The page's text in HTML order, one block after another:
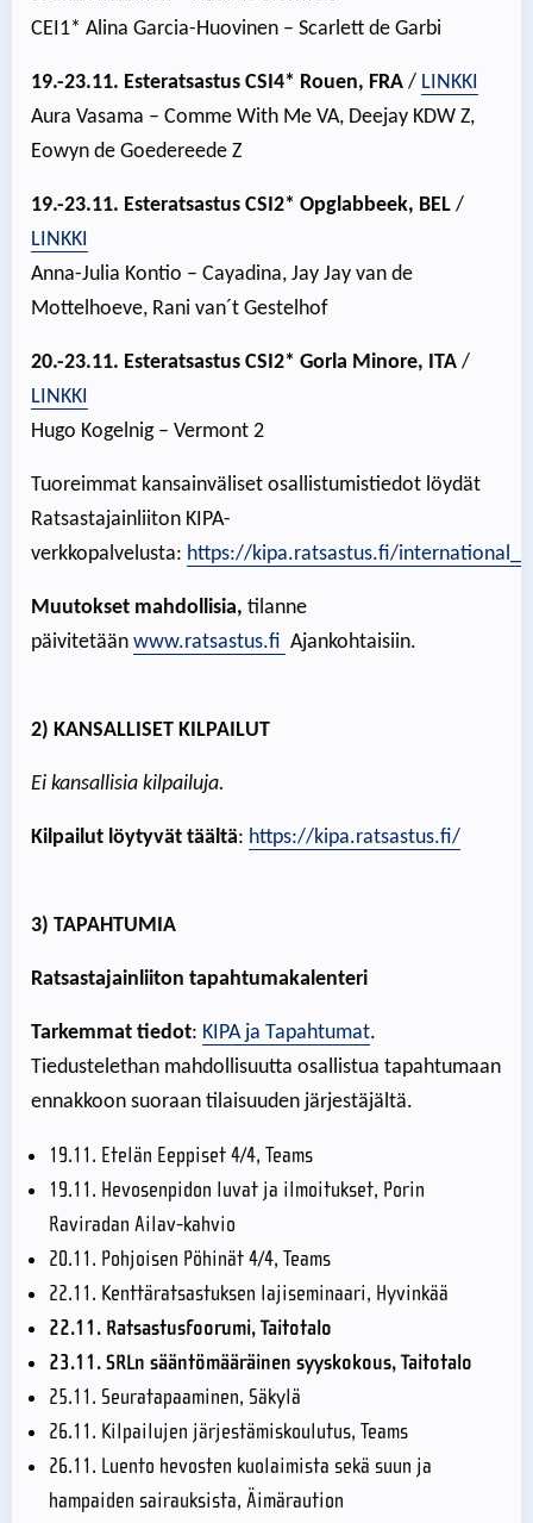
CEI1* Alina Garcia-Huovinen – Scarlett de Garbi
19.-23.11. Esteratsastus CSI4* Rouen, FRA / LINKKI
Aura Vasama – Comme With Me VA, Deejay KDW Z,
Eowyn de Goedereede Z
19.-23.11. Esteratsastus CSI2* Opglabbeek, BEL /
LINKKI
Anna-Julia Kontio – Cayadina, Jay Jay van de
Mottelhoeve, Rani van´t Gestelhof
20.-23.11. Esteratsastus CSI2* Gorla Minore, ITA /
LINKKI
Hugo Kogelnig – Vermont 2
Tuoreimmat kansainväliset osallistumistiedot löydät
Ratsastajainliiton KIPA-
verkkopalvelusta: https://kipa.ratsastus.fi/
Muutokset mahdollisia, tilanne
päivitetään www.ratsastus.fi Ajankohtaisiin.
2) KANSALLISET KILPAILUT
Ei kansallisia kilpailuja.
Kilpailut löytyvät täältä: https://kipa.ratsastus.fi/
3) TAPAHTUMIA
Ratsastajainliiton tapahtumakalenteri
Tarkemmat tiedot: KIPA ja Tapahtumat.
Tiedustelethan mahdollisuutta osallistua tapahtumaan
ennakkoon suoraan tilaisuuden järjestäjältä.
19.11. Etelän Eeppiset 4/4, Teams
19.11. Hevosenpidon luvat ja ilmoitukset, Porin
Raviradan Ailav-kahvio
20.11. Pohjoisen Pöhinät 4/4, Teams
22.11. Kenttäratsastuksen lajiseminaari, Hyvinkää
22.11. Ratsastusfoorumi, Taitotalo
23.11. SRLn sääntömääräinen syyskokous, Taitotalo
25.11. Seuratapaaminen, Säkylä
26.11. Kilpailujen järjestämiskoulutus, Teams
26.11. Luento hevosten kuolaimista sekä suun ja
hampaiden sairauksista, Äimäraution